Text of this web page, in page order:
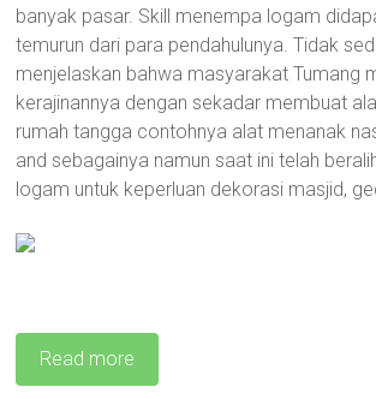
banyak pasar. Skill menempa logam
temurun dari para pendahulunya. Tidak
menjelaskan bahwa masyarakat Tumang
kerajinannya dengan sekadar membuat
rumah tangga contohnya alat menanak
and sebagainya namun saat ini telah
logam untuk keperluan dekorasi masjid,
Read more